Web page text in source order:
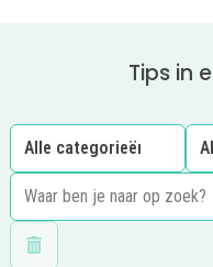
Tips in
Wis filters